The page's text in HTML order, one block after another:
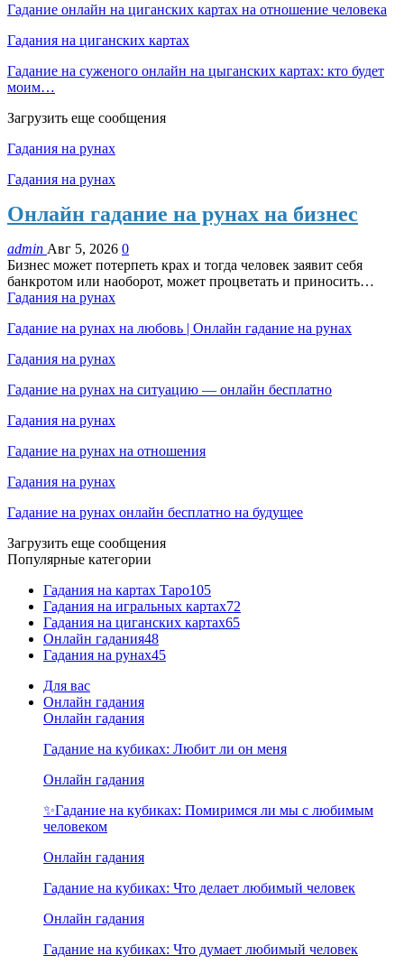
Гадание онлайн на циганских картах на отношение человека
Гадания на циганских картах
Гадание на суженого онлайн на цыганских картах: кто будет
моим…
Загрузить еще сообщения
Гадания на рунах
Гадания на рунах
Онлайн гадание на рунах на бизнес
admin Авг 5, 2026 0
Бизнес может потерпеть крах и тогда человек заявит себя
банкротом или наоборот, может процветать и приносить…
Гадания на рунах
Гадание на рунах на любовь | Онлайн гадание на рунах
Гадания на рунах
Гадание на рунах на ситуацию — онлайн бесплатно
Гадания на рунах
Гадание на рунах на отношения
Гадания на рунах
Гадание на рунах онлайн бесплатно на будущее
Загрузить еще сообщения
Популярные категории
Гадания на картах Таро105
Гадания на игральных картах72
Гадания на циганских картах65
Онлайн гадания48
Гадания на рунах45
Для вас
Онлайн гадания
Онлайн гадания
Гадание на кубиках: Любит ли он меня
Онлайн гадания
✨Гадание на кубиках: Помиримся ли мы с любимым
человеком
Онлайн гадания
Гадание на кубиках: Что делает любимый человек
Онлайн гадания
Гадание на кубиках: Что думает любимый человек